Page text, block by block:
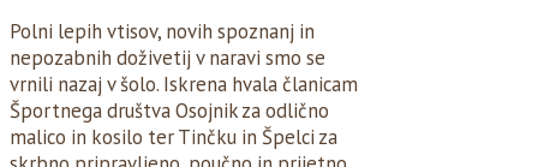
Polni lepih vtisov, novih spoznanj in
nepozabnih doživetij v naravi smo se
vrnili nazaj v šolo. Iskrena hvala članicam
Športnega društva Osojnik za odlično
malico in kosilo ter Tinčku in Špelci za